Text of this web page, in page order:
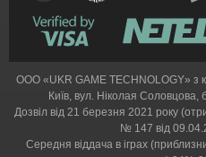
ООО «UKR GAME TECHNOLOGY» з
Київ, вул. Ніколая Соловцова,
Дозвіл від 21 березня 2021 року
№ 147 від
Середня віддача в іграх